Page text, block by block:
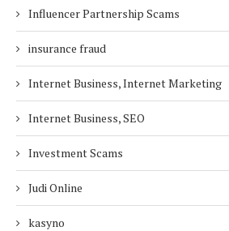
Influencer Partnership Scams
insurance fraud
Internet Business, Internet Marketing
Internet Business, SEO
Investment Scams
Judi Online
kasyno